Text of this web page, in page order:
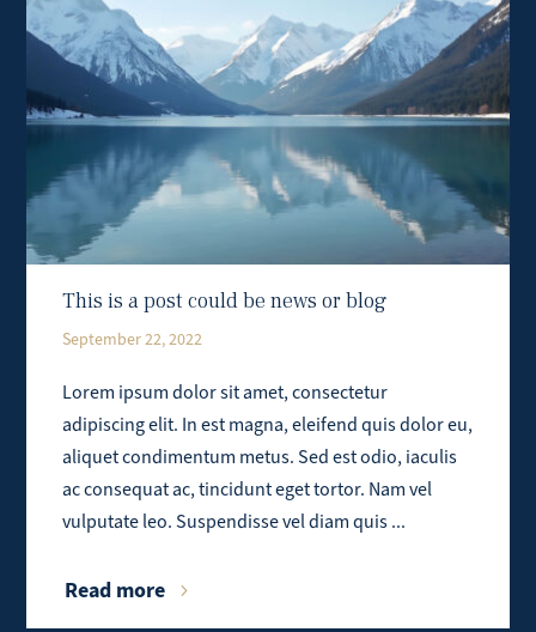
This is a post could be news or blog
September 22, 2022
Lorem ipsum dolor sit amet, consectetur
adipiscing elit. In est magna, eleifend quis dolor eu,
aliquet condimentum metus. Sed est odio, iaculis
ac consequat ac, tincidunt eget tortor. Nam vel
vulputate leo. Suspendisse vel diam quis ...
Read more